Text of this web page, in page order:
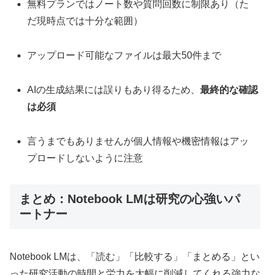
無料プランではノート数や質問回数に制限あり（た
だ現時点では十分な範囲）
アップロード可能なファイルは最大50件まで
AIの生成結果には誤りもあり得るため、最終的な確認
は必須
言うまでもありませんが個人情報や機密情報はアッ
プロードしないように注意
まとめ：Notebook LMは研究の心強いパ
ートナー
Notebook LMは、「読む」「比較する」「まとめる」とい